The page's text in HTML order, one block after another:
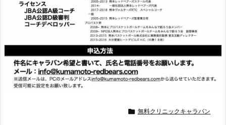
 無料クリニックキャラバン